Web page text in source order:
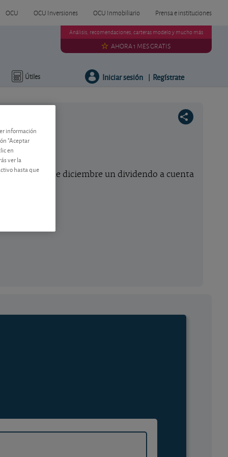
OCU OCU Inversiones OCU Inmobiliario Prensa e instituciones
Útiles
Análisis, recomendaciones, carteras modelo y mucho más
AHORA 1 MES GRATIS
Iniciar sesión | Regístrate
el 19 de diciembre un dividendo a cuenta
información
"Aceptar
en
ver la
hasta que